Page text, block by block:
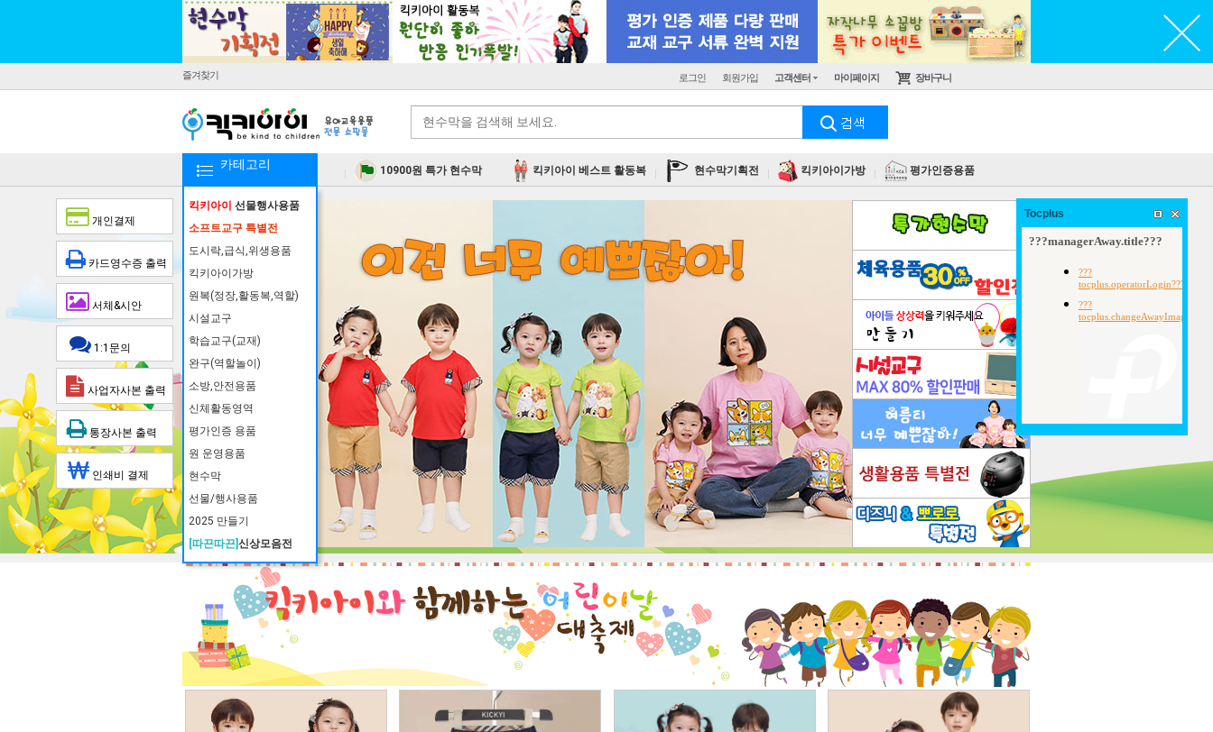
로그인 회원가입 고객센터 마이페이지 장바구니
즐겨찾기
카테고리
킥키아이 선물행사용품
소프트교구 특별전
도시락,급식,위생용품
킥키아이가방
원복(정장,활동복,역할)
시설교구
학습교구(교재)
완구(역할놀이)
소방,안전용품
신체활동영역
평가인증 용품
원 운영용품
현수막
선물/행사용품
2025 만들기
[따끈따끈]신상모음전
10900원 특가 현수막 킥키아이 베스트 활동복 현수막기획전 킥키아이가방 평가인증용품
오늘 본 상품
없음
개인결제
카드영수증 출력
서체&시안
1:1문의
사업자사본 출력
통장사본 출력
인쇄비 결제
Tocplus